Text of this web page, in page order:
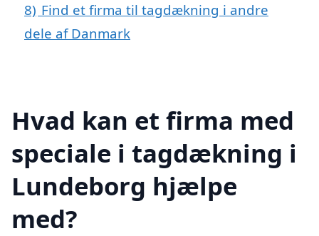
8) Find et firma til tagdækning i andre
dele af Danmark
Hvad kan et firma med
speciale i tagdækning i
Lundeborg hjælpe
med?